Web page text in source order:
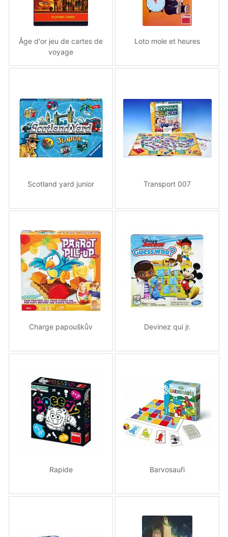
Âge d'or jeu de cartes de
voyage
Loto mole et heures
Scotland yard junior Transport 007
Charge papouškův Devinez qui jr.
Rapide Barvosauři